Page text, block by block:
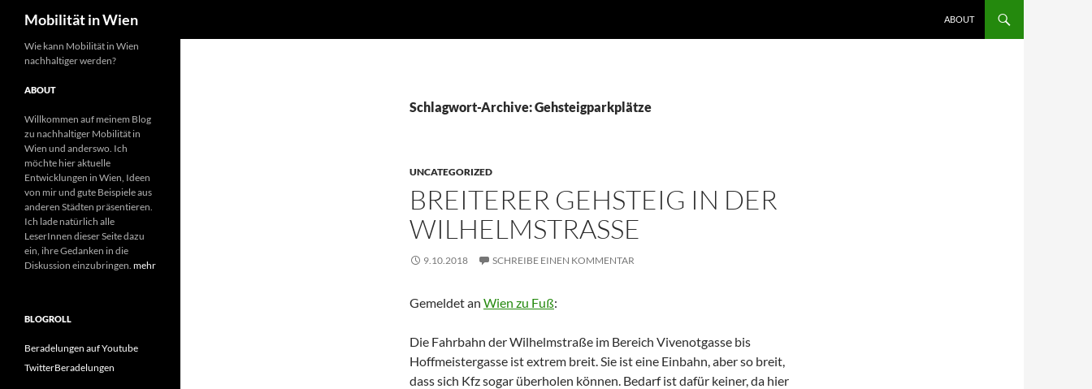
Mobilität in Wien
ABOUT
Schlagwort-Archive: Gehsteigparkplätze
UNCATEGORIZED
BREITERER GEHSTEIG IN DER
WILHELMSTRASSE
9.10.2018 SCHREIBE EINEN KOMMENTAR
Gemeldet an Wien zu Fuß:
Die Fahrbahn der Wilhelmstraße im Bereich Vivenotgasse bis
Hoffmeistergasse ist extrem breit. Sie ist eine Einbahn, aber so breit,
dass sich Kfz sogar überholen können. Bedarf ist dafür keiner, da hier
Wie kann Mobilität in Wien
nachhaltiger werden?
ABOUT
Willkommen auf meinem Blog
zu nachhaltiger Mobilität in
Wien und anderswo. Ich
möchte hier aktuelle
Entwicklungen in Wien, Ideen
von mir und gute Beispiele aus
anderen Städten präsentieren.
Ich lade natürlich alle
LeserInnen dieser Seite dazu
ein, ihre Gedanken in die
Diskussion einzubringen. mehr
BLOGROLL
Beradelungen auf Youtube
TwitterBeradelungen